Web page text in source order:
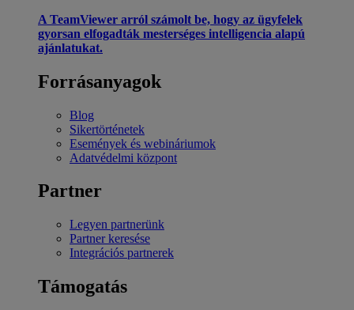
A TeamViewer arról számolt be, hogy az ügyfelek
gyorsan elfogadták mesterséges intelligencia alapú
ajánlatukat.
Forrásanyagok
Blog
Sikertörténetek
Események és webináriumok
Adatvédelmi központ
Partner
Legyen partnerünk
Partner keresése
Integrációs partnerek
Támogatás